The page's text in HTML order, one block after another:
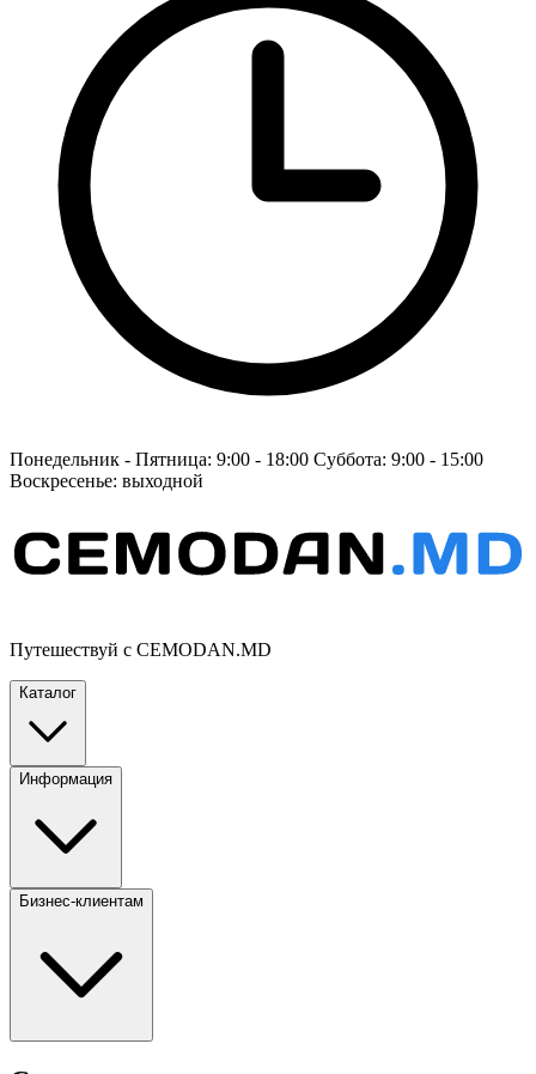
Понедельник - Пятница: 9:00 - 18:00 Суббота: 9:00 - 15:00
Воскресенье: выходной
Путешествуй с CEMODAN.MD
Каталог
Информация
Бизнес-клиентам